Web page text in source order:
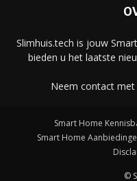
Slimhuis.tech is jouw
bieden u het laatste
Neem contact met
Smart Home
Smart Home
©